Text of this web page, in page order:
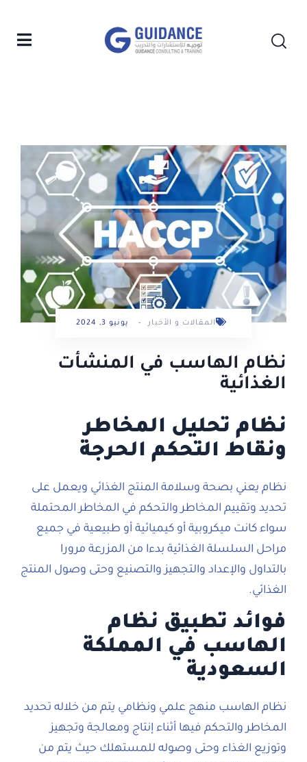
المقالات و الأخبار - يونيو 3, 2024
نظام الهاسب في المنشأت
الغذائية
نظام تحليل المخاطر
ونقاط التحكم الحرجة
نظام يعني بصحة وسلامة المنتج الغذائي ويعمل على
تحديد وتقييم المخاطر والتحكم في المخاطر المحتملة
سواء كانت ميكروبية أو كيميائية أو طبيعية في جميع
مراحل السلسلة الغذائية بدءا من المزرعة مرورا
بالتداول والإعداد والتجهيز والتصنيع وحتى وصول المنتج
الغذائي.
فوائد تطبيق نظام
الهاسب في المملكة
السعودية
نظام الهاسب منهج علمي ونظامي يتم من خلاله تحديد
المخاطر والتحكم فيها أثناء إنتاج ومعالجة وتجهيز
وتوزيع الغذاء وحتى وصوله للمستهلك حيث يتم من